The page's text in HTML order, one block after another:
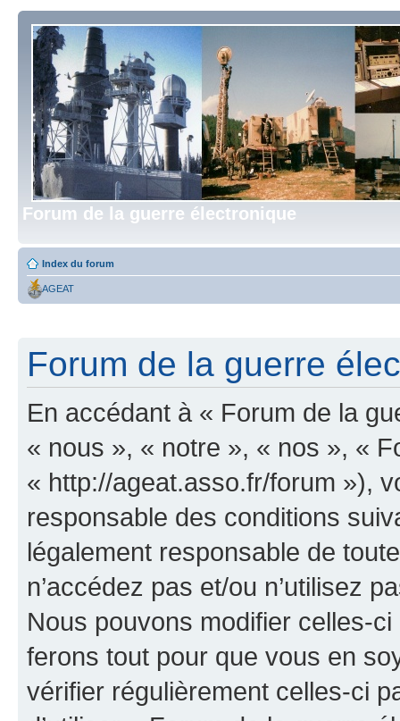
Forum de la guerre électronique
Index du forum
AGEAT
Forum de la guerre
En accédant à « Forum de la
« nous », « notre », « nos », «
« http://ageat.asso.fr/forum »),
responsable des conditions
légalement responsable de
n’accédez pas et/ou n’utilisez
Nous pouvons modifier celles-
ferons tout pour que vous en
vérifier régulièrement celles-ci